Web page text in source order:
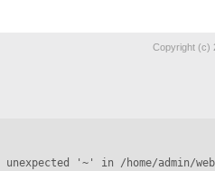
Copyright (c)
'~' in /home/admin/